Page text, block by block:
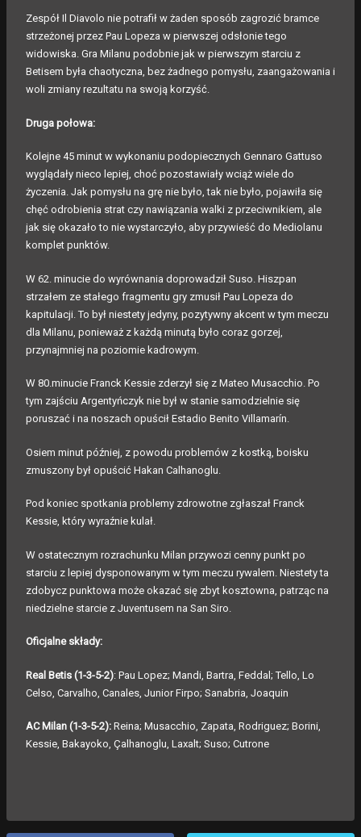
Zespół Il Diavolo nie potrafił w żaden sposób zagrozić bramce
strzeżonej przez Pau Lopeza w pierwszej odsłonie tego
widowiska. Gra Milanu podobnie jak w pierwszym starciu z
Betisem była chaotyczna, bez żadnego pomysłu, zaangażowania i
woli zmiany rezultatu na swoją korzyść.
Druga połowa:
Kolejne 45 minut w wykonaniu podopiecznych Gennaro Gattuso
wyglądały nieco lepiej, choć pozostawiały wciąż wiele do
życzenia. Jak pomysłu na grę nie było, tak nie było, pojawiła się
chęć odrobienia strat czy nawiązania walki z przeciwnikiem, ale
jak się okazało to nie wystarczyło, aby przywieść do Mediolanu
komplet punktów.
W 62. minucie do wyrównania doprowadził Suso. Hiszpan
strzałem ze stałego fragmentu gry zmusił Pau Lopeza do
kapitulacji. To był niestety jedyny, pozytywny akcent w tym meczu
dla Milanu, ponieważ z każdą minutą było coraz gorzej,
przynajmniej na poziomie kadrowym.
W 80.minucie Franck Kessie zderzył się z Mateo Musacchio. Po
tym zajściu Argentyńczyk nie był w stanie samodzielnie się
poruszać i na noszach opuścił Estadio Benito Villamarín.
Osiem minut później, z powodu problemów z kostką, boisku
zmuszony był opuścić Hakan Calhanoglu.
Pod koniec spotkania problemy zdrowotne zgłaszał Franck
Kessie, który wyraźnie kulał.
W ostatecznym rozrachunku Milan przywozi cenny punkt po
starciu z lepiej dysponowanym w tym meczu rywalem. Niestety ta
zdobycz punktowa może okazać się zbyt kosztowna, patrząc na
niedzielne starcie z Juventusem na San Siro.
Oficjalne składy:
Real Betis (1-3-5-2): Pau Lopez; Mandi, Bartra, Feddal; Tello, Lo
Celso, Carvalho, Canales, Junior Firpo; Sanabria, Joaquin
AC Milan (1-3-5-2): Reina; Musacchio, Zapata, Rodriguez; Borini,
Kessie, Bakayoko, Çalhanoglu, Laxalt; Suso; Cutrone